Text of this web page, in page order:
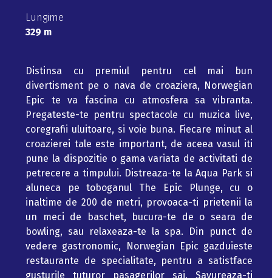
Lungime
329 m
Distinsa cu premiul pentru cel mai bun
divertisment pe o nava de croaziera, Norwegian
Epic te va fascina cu atmosfera sa vibranta.
Pregateste-te pentru spectacole cu muzica live,
coregrafii uluitoare, si voie buna. Fiecare minut al
croazierei tale este important, de aceea vasul iti
pune la dispozitie o gama variata de activitati de
petrecere a timpului. Distreaza-te la Aqua Park si
aluneca pe toboganul The Epic Plunge, cu o
inaltime de 200 de metri, provoaca-ti prietenii la
un meci de baschet, bucura-te de o seara de
bowling, sau relaxeaza-te la spa. Din punct de
vedere gastronomic, Norwegian Epic gazduieste
restaurante de specialitate, pentru a satistface
gusturile tuturor pasagerilor sai. Savureaza-ti